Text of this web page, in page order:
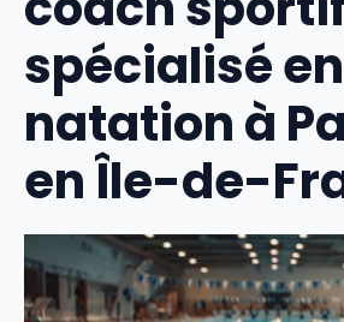
spécialisé en
natation à
en Île-de-